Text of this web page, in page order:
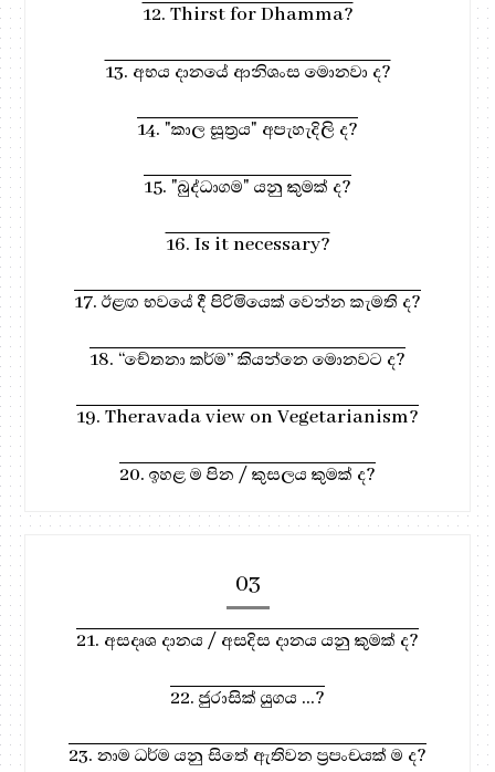
12. Thirst for Dhamma?
13. අභය දානයේ ආනිශංස මොනවා ද?
14. "කාල සූත්‍රය" අපැහැදිලි ද?
15. "බුද්ධාගම" යනු කුමක් ද?
16. Is it necessary?
17. ඊළඟ භවයේ දී පිරිමියෙක් වෙන්න කැමති ද?
18. “චේතනා කර්ම” කියන්නෙ මොනවට ද?
19. Theravada view on Vegetarianism?
20. ඉහළ ම පින / කුසලය කුමක් ද?
03
21. අසදෘශ දානය / අසදිස දානය යනු කුමක් ද?
22. ජුරාසික් යුගය ...?
23. නාම ධර්ම යනු සිතේ ඇතිවන ප්‍රපංචයක් ම ද?